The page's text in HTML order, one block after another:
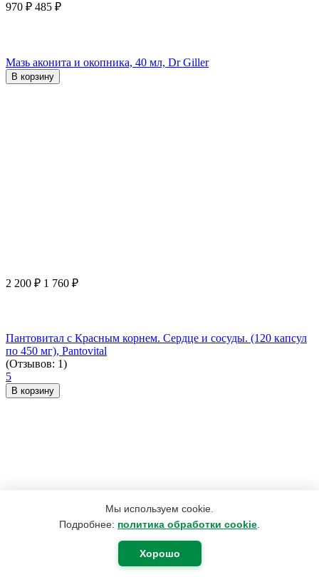
Мы используем cookie.
Подробнее: политика обработки cookie
Хорошо
970 ₽ 485 ₽
Мазь аконита и окопника, 40 мл, Dr Giller
В корзину
2 200 ₽ 1 760 ₽
Пантовитал с Красным корнем. Сердце и сосуды. (120 капсул
по 450 мг), Pantovital
(Отзывов: 1)
5
В корзину